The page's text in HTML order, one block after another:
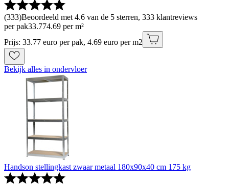
(333)Beoordeeld met 4.6 van de 5 sterren, 333 klantreviews
per pak33.774.69 per m²
Prijs: 33.77 euro per pak, 4.69 euro per m2
Bekijk alles in ondervloer
Handson stellingkast zwaar metaal 180x90x40 cm 175 kg